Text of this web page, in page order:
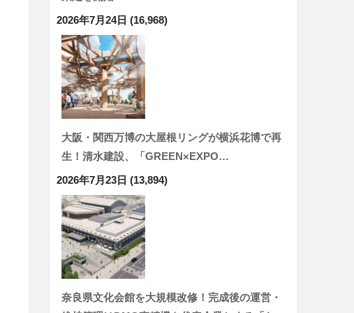
2026年7月24日 (16,968)
大阪・関西万博の大屋根リングが横浜花博で再
生！清水建設、「GREEN×EXPO…
2026年7月23日 (13,894)
奈良県文化会館を大規模改修！完成後の運営・